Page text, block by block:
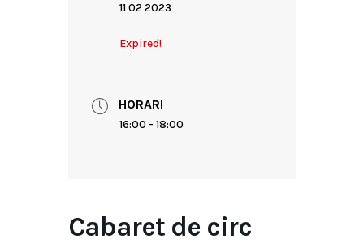
11 02 2023
Expired!
HORARI
16:00 - 18:00
Cabaret de circ